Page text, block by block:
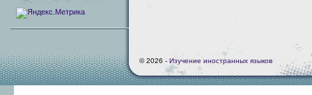
© 2026 - Изучение иностранных языков